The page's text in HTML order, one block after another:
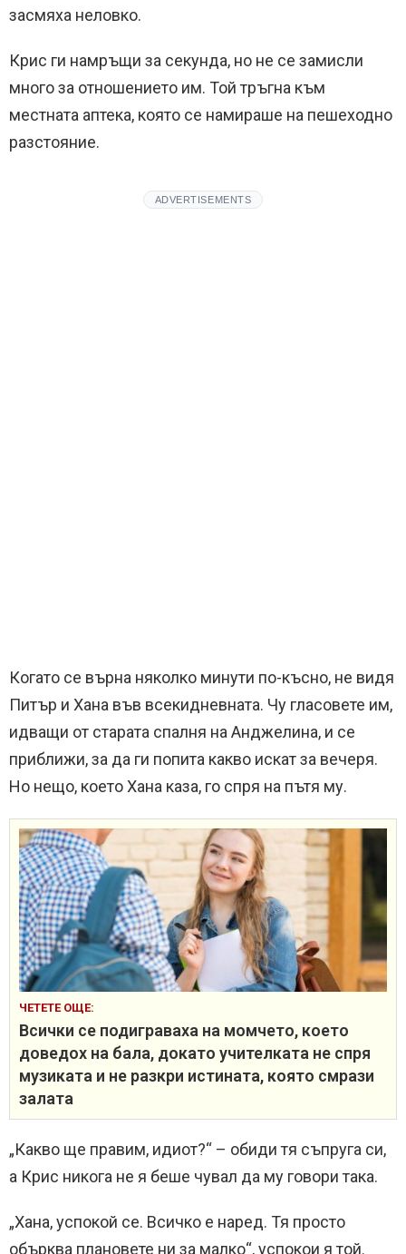
засмяха неловко.
Крис ги намръщи за секунда, но не се замисли
много за отношението им. Той тръгна към
местната аптека, която се намираше на пешеходно
разстояние.
ADVERTISEMENTS
Когато се върна няколко минути по-късно, не видя
Питър и Хана във всекидневната. Чу гласовете им,
идващи от старата спалня на Анджелина, и се
приближи, за да ги попита какво искат за вечеря.
Но нещо, което Хана каза, го спря на пътя му.
ЧЕТЕТЕ ОЩЕ:
Всички се подиграваха на момчето, което
доведох на бала, докато учителката не спря
музиката и не разкри истината, която смрази
залата
„Какво ще правим, идиот?“ – обиди тя съпруга си,
а Крис никога не я беше чувал да му говори така.
„Хана, успокой се. Всичко е наред. Тя просто
обърква плановете ни за малко“, успокои я той.